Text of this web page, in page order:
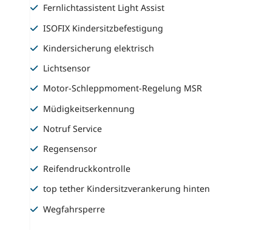
Fernlichtassistent Light Assist
ISOFIX Kindersitzbefestigung
Kindersicherung elektrisch
Lichtsensor
Motor-Schleppmoment-Regelung MSR
Müdigkeitserkennung
Notruf Service
Regensensor
Reifendruckkontrolle
top tether Kindersitzverankerung hinten
Wegfahrsperre